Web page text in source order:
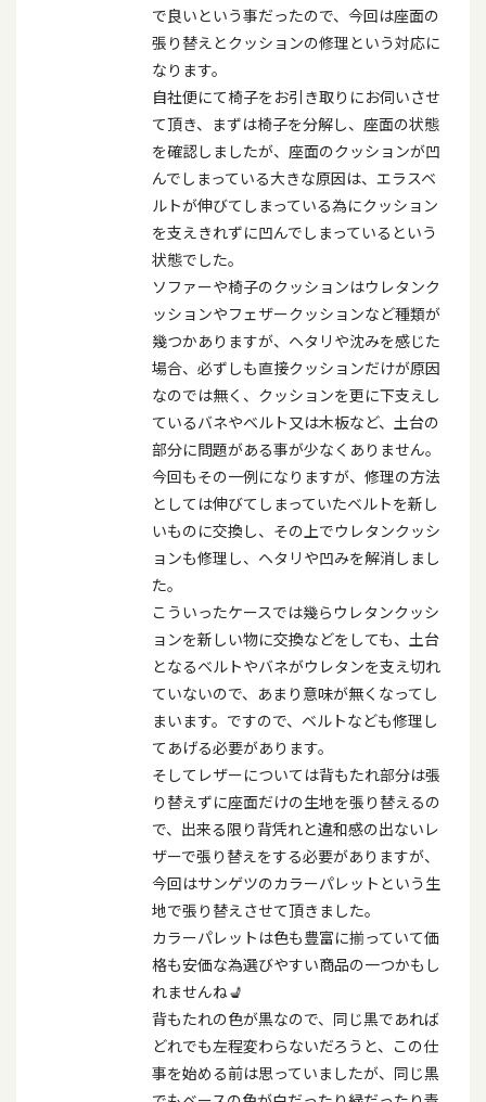
で良いという事だったので、今回は座面の
張り替えとクッションの修理という対応に
なります。
自社便にて椅子をお引き取りにお伺いさせ
て頂き、まずは椅子を分解し、座面の状態
を確認しましたが、座面のクッションが凹
んでしまっている大きな原因は、エラスベ
ルトが伸びてしまっている為にクッション
を支えきれずに凹んでしまっているという
状態でした。
ソファーや椅子のクッションはウレタンク
ッションやフェザークッションなど種類が
幾つかありますが、ヘタリや沈みを感じた
場合、必ずしも直接クッションだけが原因
なのでは無く、クッションを更に下支えし
ているバネやベルト又は木板など、土台の
部分に問題がある事が少なくありません。
今回もその一例になりますが、修理の方法
としては伸びてしまっていたベルトを新し
いものに交換し、その上でウレタンクッシ
ョンも修理し、ヘタリや凹みを解消しまし
た。
こういったケースでは幾らウレタンクッシ
ョンを新しい物に交換などをしても、土台
となるベルトやバネがウレタンを支え切れ
ていないので、あまり意味が無くなってし
まいます。ですので、ベルトなども修理し
てあげる必要があります。
そしてレザーについては背もたれ部分は張
り替えずに座面だけの生地を張り替えるの
で、出来る限り背凭れと違和感の出ないレ
ザーで張り替えをする必要がありますが、
今回はサンゲツのカラーパレットという生
地で張り替えさせて頂きました。
カラーパレットは色も豊富に揃っていて価
格も安価な為選びやすい商品の一つかもし
れませんね💺
背もたれの色が黒なので、同じ黒であれば
どれでも左程変わらないだろうと、この仕
事を始める前は思っていましたが、同じ黒